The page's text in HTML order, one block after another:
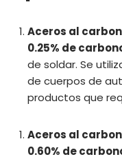
Aceros al
0.25% de
de soldar. Se
de cuerpos de
productos que
Aceros al
0.60% de